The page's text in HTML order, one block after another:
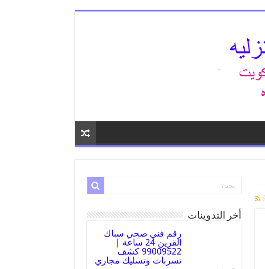
أخر التدوينات
رقم فني صحي سباك
القرين 24 ساعة |
99009522 كشف
تسربات وتسليك مجاري